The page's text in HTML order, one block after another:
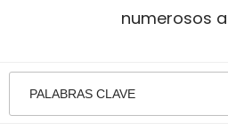
numerosos
PALABRAS CLAVE